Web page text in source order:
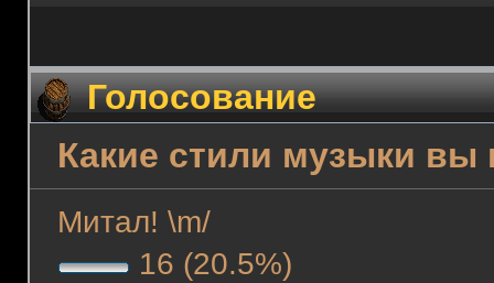
Голосование
Какие стили музыки вы
Митал! \m/
16 (20.5%)